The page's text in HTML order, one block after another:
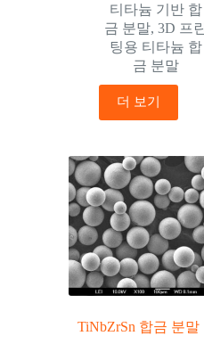
티타늄 기반 합
금 분말,3D 프린
팅용 티타늄 합
금 분말
더 보기
TiNbZrSn 합금 분말